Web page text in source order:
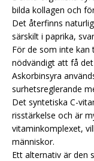
bilda kollagen och
Det återfinns
särskilt i paprika,
För de som inte kan
nödvändigt att få
Askorbinsyra
surhetsreglerande
Det syntetiska C-
risstärkelse och är
vitaminkomplexet,
människor.
Ett alternativ är den